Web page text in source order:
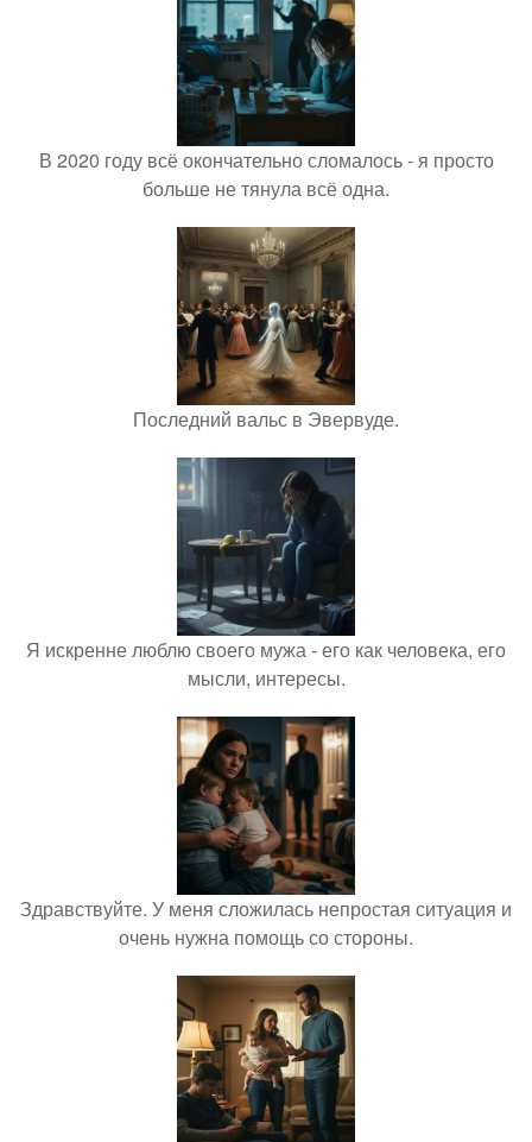
В 2020 году всё окончательно сломалось - я просто
больше не тянула всё одна.
Последний вальс в Эвервуде.
Я искренне люблю своего мужа - его как человека, его
мысли, интересы.
Здравствуйте. У меня сложилась непростая ситуация и
очень нужна помощь со стороны.